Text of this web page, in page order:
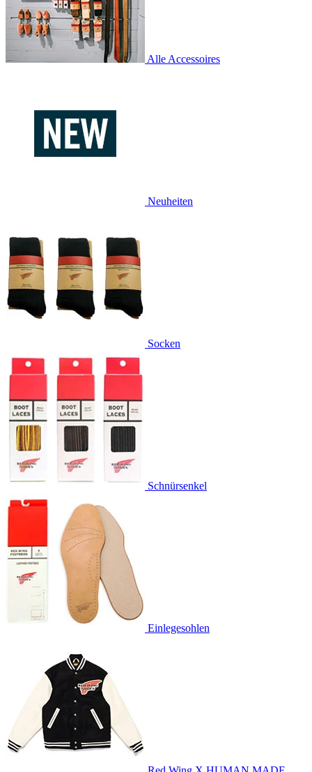
Alle Accessoires
Neuheiten
Socken
Schnürsenkel
Einlegesohlen